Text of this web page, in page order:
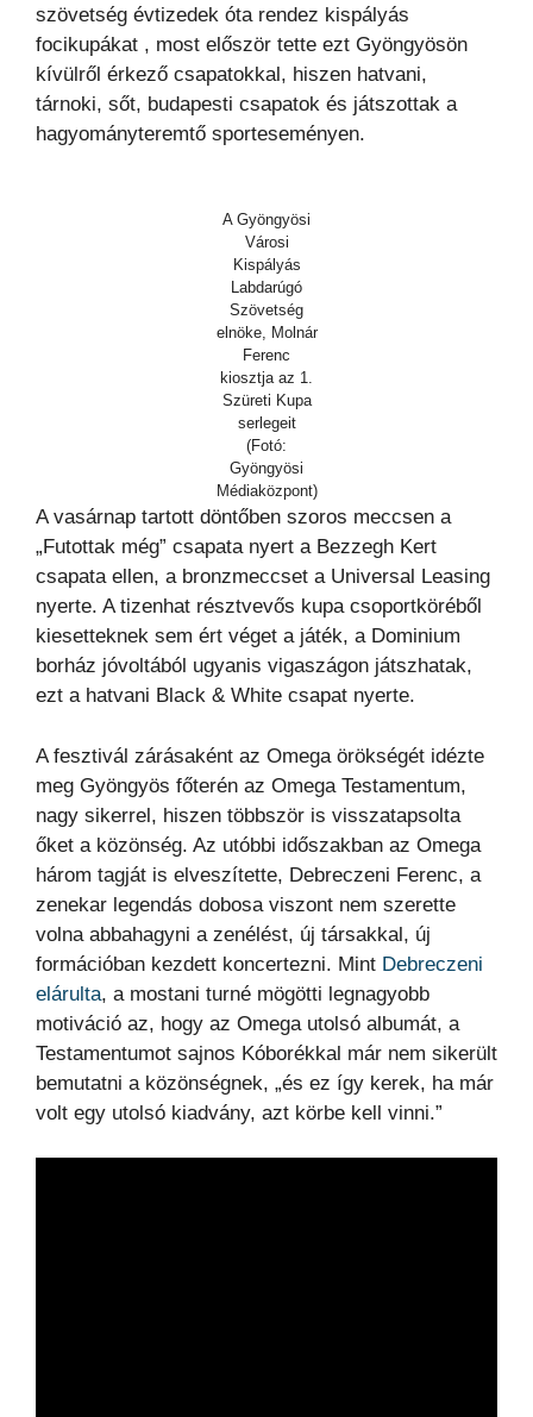
szövetség évtizedek óta rendez kispályás
focikupákat , most először tette ezt Gyöngyösön
kívülről érkező csapatokkal, hiszen hatvani,
tárnoki, sőt, budapesti csapatok és játszottak a
hagyományteremtő sporteseményen.
A Gyöngyösi
Városi
Kispályás
Labdarúgó
Szövetség
elnöke, Molnár
Ferenc
kiosztja az 1.
Szüreti Kupa
serlegeit
(Fotó:
Gyöngyösi
Médiaközpont)
A vasárnap tartott döntőben szoros meccsen a
„Futottak még” csapata nyert a Bezzegh Kert
csapata ellen, a bronzmeccset a Universal Leasing
nyerte. A tizenhat résztvevős kupa csoportköréből
kiesetteknek sem ért véget a játék, a Dominium
borház jóvoltából ugyanis vigaszágon játszhatak,
ezt a hatvani Black & White csapat nyerte.
A fesztivál zárásaként az Omega örökségét idézte
meg Gyöngyös főterén az Omega Testamentum,
nagy sikerrel, hiszen többször is visszatapsolta
őket a közönség. Az utóbbi időszakban az Omega
három tagját is elveszítette, Debreczeni Ferenc, a
zenekar legendás dobosa viszont nem szerette
volna abbahagyni a zenélést, új társakkal, új
formációban kezdett koncertezni. Mint Debreczeni
elárulta, a mostani turné mögötti legnagyobb
motiváció az, hogy az Omega utolsó albumát, a
Testamentumot sajnos Kóborékkal már nem sikerült
bemutatni a közönségnek, „és ez így kerek, ha már
volt egy utolsó kiadvány, azt körbe kell vinni.”